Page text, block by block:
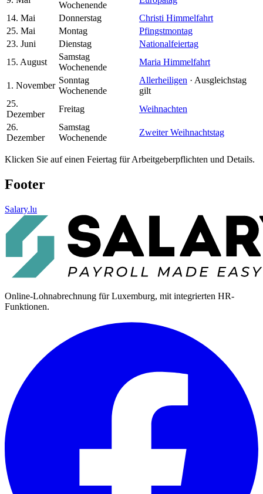
Wochenende
14. Mai
Donnerstag
Christi Himmelfahrt
25. Mai
Montag
Pfingstmontag
23. Juni
Dienstag
Nationalfeiertag
15. August
Samstag
Wochenende
Maria Himmelfahrt
1. November
Sonntag
Wochenende
Allerheiligen · Ausgleichstag
gilt
25.
Dezember
Freitag
Weihnachten
26.
Dezember
Samstag
Wochenende
Zweiter Weihnachtstag
Klicken Sie auf einen Feiertag für Arbeitgeberpflichten und Details.
Footer
Salary.lu
Online-Lohnabrechnung für Luxemburg, mit integrierten HR-
Funktionen.